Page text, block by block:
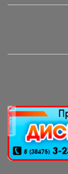
реклама